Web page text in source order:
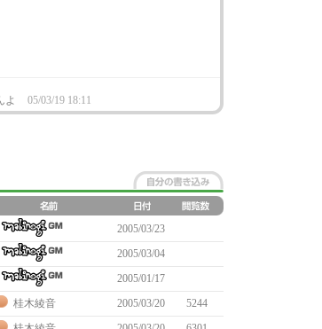
よ 05/03/19 18:11
2005/03/23
2005/03/04
2005/01/17
桂木綾音 2005/03/20
5244